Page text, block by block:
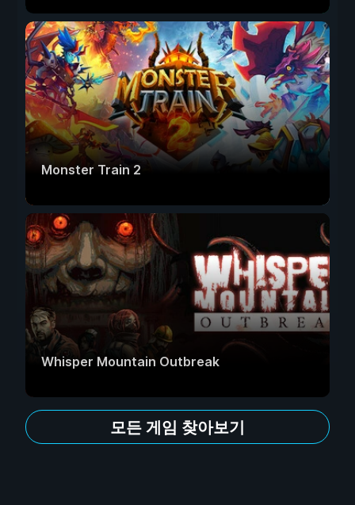
Monster Train 2
Whisper Mountain Outbreak
모든 게임 찾아보기